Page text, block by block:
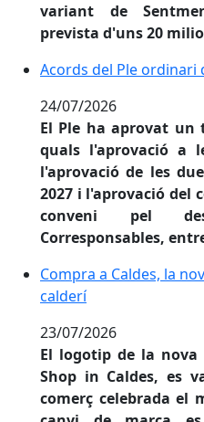
variant de
prevista d'uns 20
Acords del Ple ordinari
Acords del Ple ordinari
24/07/2026
El Ple ha aprovat
quals l'aprovació a
l'aprovació de les
2027 i l'aprovació del
conveni pel
Corresponsables,
Compra a Caldes, la
Compra a Caldes, la
calderí
23/07/2026
El logotip de la
Shop in Caldes, es
comerç celebrada el